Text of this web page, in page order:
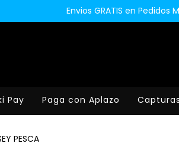
Envios GRATIS en Pedidos
Pay Paga con Aplazo
PESCA